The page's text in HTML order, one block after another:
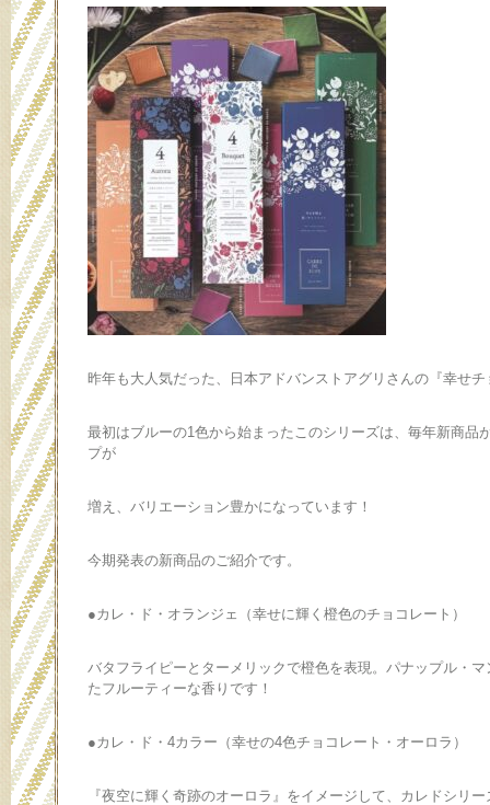
昨年も大人気だった、日本アドバンストアグリさんの『幸せ
最初はブルーの1色から始まったこのシリーズは、毎年新商品
プが
増え、バリエーション豊かになっています！
今期発表の新商品のご紹介です。
●カレ・ド・オランジェ（幸せに輝く橙色のチョコレート）
バタフライピーとターメリックで橙色を表現。パナップル・
たフルーティーな香りです！
●カレ・ド・4カラー（幸せの4色チョコレート・オーロラ）
『夜空に輝く奇跡のオーロラ』をイメージして、カレドシリ